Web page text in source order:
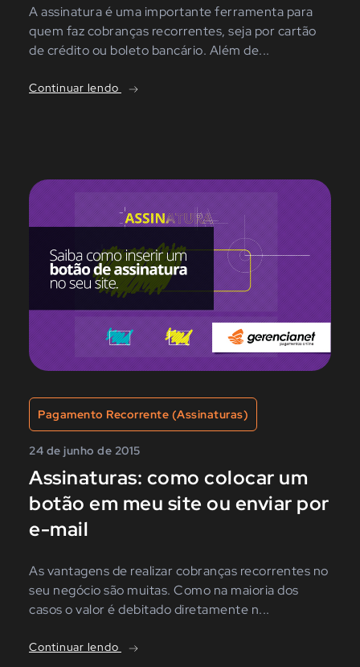
A assinatura é uma importante ferramenta para
quem faz cobranças recorrentes, seja por cartão
de crédito ou boleto bancário. Além de...
Continuar lendo
Pagamento Recorrente (Assinaturas)
24 de junho de 2015
Assinaturas: como colocar um
botão em meu site ou enviar por
e-mail
As vantagens de realizar cobranças recorrentes no
seu negócio são muitas. Como na maioria dos
casos o valor é debitado diretamente n...
Continuar lendo